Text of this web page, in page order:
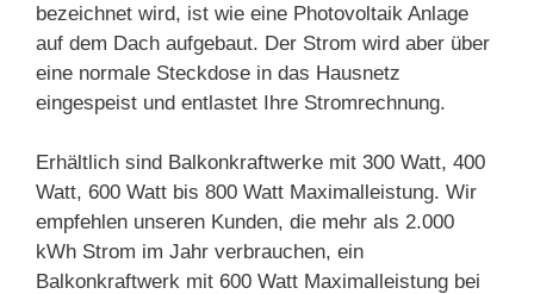
bezeichnet wird, ist wie eine Photovoltaik Anlage
auf dem Dach aufgebaut. Der Strom wird aber über
eine normale Steckdose in das Hausnetz
eingespeist und entlastet Ihre Stromrechnung.
Erhältlich sind Balkonkraftwerke mit 300 Watt, 400
Watt, 600 Watt bis 800 Watt Maximalleistung. Wir
empfehlen unseren Kunden, die mehr als 2.000
kWh Strom im Jahr verbrauchen, ein
Balkonkraftwerk mit 600 Watt Maximalleistung bei